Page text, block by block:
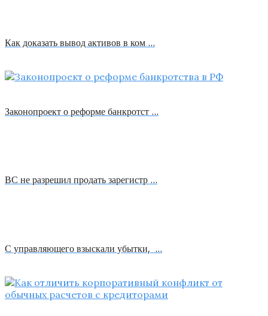
Как доказать вывод активов в ком …
Законопроект о реформе банкротст …
ВС не разрешил продать зарегистр …
С управляющего взыскали убытки, …